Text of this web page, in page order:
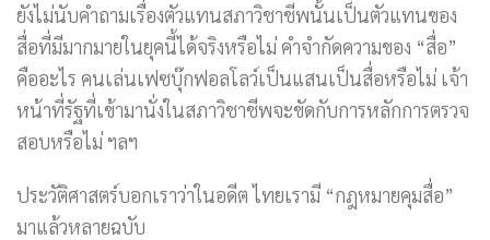
ยังไม่นับคำถามเรื่องตัวแทนสภาวิชาชีพนั้นเป็นตัวแทนของ
สื่อที่มีมากมายในยุคนี้ได้จริงหรือไม่ คำจำกัดความของ “สื่อ”
คืออะไร คนเล่นเฟซบุ๊กฟอลโลว์เป็นแสนเป็นสื่อหรือไม่ เจ้า
หน้าที่รัฐที่เข้ามานั่งในสภาวิชาชีพจะขัดกับการหลักการตรวจ
สอบหรือไม่ ฯลฯ
ประวัติศาสตร์บอกเราว่าในอดีต ไทยเรามี “กฎหมายคุมสื่อ”
มาแล้วหลายฉบับ